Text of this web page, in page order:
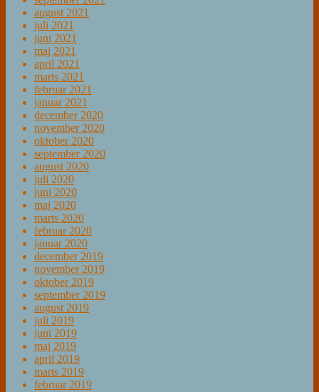
august 2021
juli 2021
juni 2021
maj 2021
april 2021
marts 2021
februar 2021
januar 2021
december 2020
november 2020
oktober 2020
september 2020
august 2020
juli 2020
juni 2020
maj 2020
marts 2020
februar 2020
januar 2020
december 2019
november 2019
oktober 2019
september 2019
august 2019
juli 2019
juni 2019
maj 2019
april 2019
marts 2019
februar 2019